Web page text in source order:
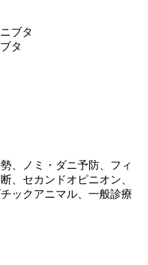
タ
、ノミ・ダニ予防、フィ
、セカンドオピニオン、
ックアニマル、一般診療